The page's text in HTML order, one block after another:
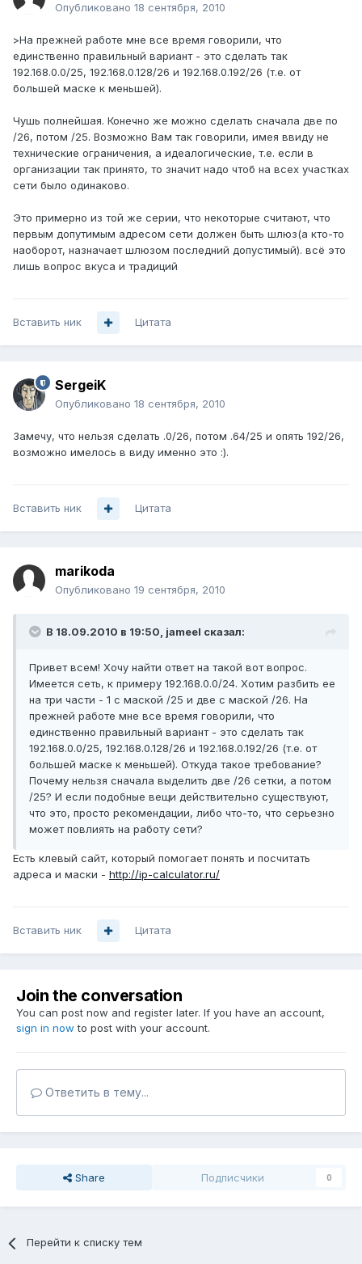
Опубликовано 18 сентября, 2010
>На прежней работе мне все время говорили, что
единственно правильный вариант - это сделать так
192.168.0.0/25, 192.168.0.128/26 и 192.168.0.192/26 (т.е. от
большей маске к меньшей).
Чушь полнейшая. Конечно же можно сделать сначала две по
/26, потом /25. Возможно Вам так говорили, имея ввиду не
технические ограничения, а идеалогические, т.е. если в
организации так принято, то значит надо чтоб на всех участках
сети было одинаково.
Это примерно из той же серии, что некоторые считают, что
первым допутимым адресом сети должен быть шлюз(а кто-то
наоборот, назначает шлюзом последний допустимый). всё это
лишь вопрос вкуса и традиций
Вставить ник Цитата
SergeiK
Опубликовано 18 сентября, 2010
Замечу, что нельзя сделать .0/26, потом .64/25 и опять 192/26,
возможно имелось в виду именно это :).
Вставить ник Цитата
marikoda
Опубликовано 19 сентября, 2010
В 18.09.2010 в 19:50, jameel сказал:
Привет всем! Хочу найти ответ на такой вот вопрос.
Имеется сеть, к примеру 192.168.0.0/24. Хотим разбить ее
на три части - 1 с маской /25 и две с маской /26. На
прежней работе мне все время говорили, что
единственно правильный вариант - это сделать так
192.168.0.0/25, 192.168.0.128/26 и 192.168.0.192/26 (т.е. от
большей маске к меньшей). Откуда такое требование?
Почему нельзя сначала выделить две /26 сетки, а потом
/25? И если подобные вещи действительно существуют,
что это, просто рекомендации, либо что-то, что серьезно
может повлиять на работу сети?
Есть клевый сайт, который помогает понять и посчитать
адреса и маски - http://ip-calculator.ru/
Вставить ник Цитата
Join the conversation
You can post now and register later. If you have an account,
sign in now to post with your account.
Ответить в тему...
Share Подписчики 0
Перейти к списку тем